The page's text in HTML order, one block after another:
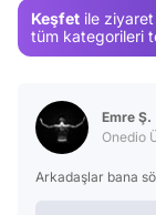
Keşfet ile
tüm kategorileri
Emre Ş.
Onedio
Arkadaşlar bana